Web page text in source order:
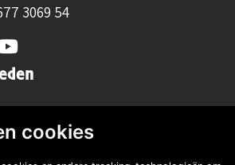
3069 54
op Facebook
ons op Instagram
Volg ons op YouTube
cookies